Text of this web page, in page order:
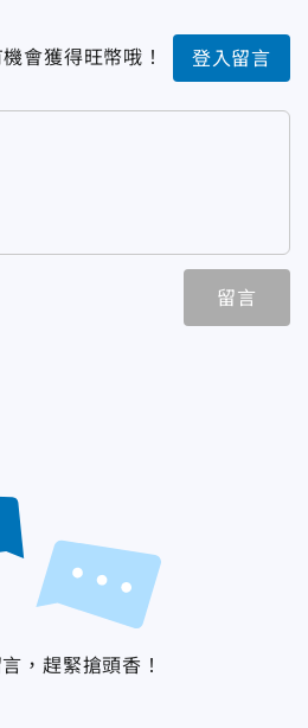
會獲得旺幣哦！ 登入留言
留言
，趕緊搶頭香！